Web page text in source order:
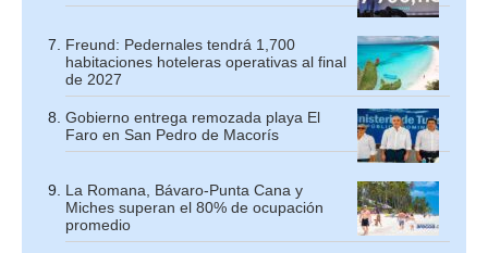
Freund: Pedernales tendrá 1,700
habitaciones hoteleras operativas al final
de 2027
Gobierno entrega remozada playa El
Faro en San Pedro de Macorís
La Romana, Bávaro-Punta Cana y
Miches superan el 80% de ocupación
promedio